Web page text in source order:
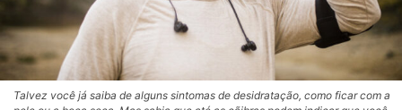
Talvez você já saiba de alguns sintomas de desidratação, como ficar com a